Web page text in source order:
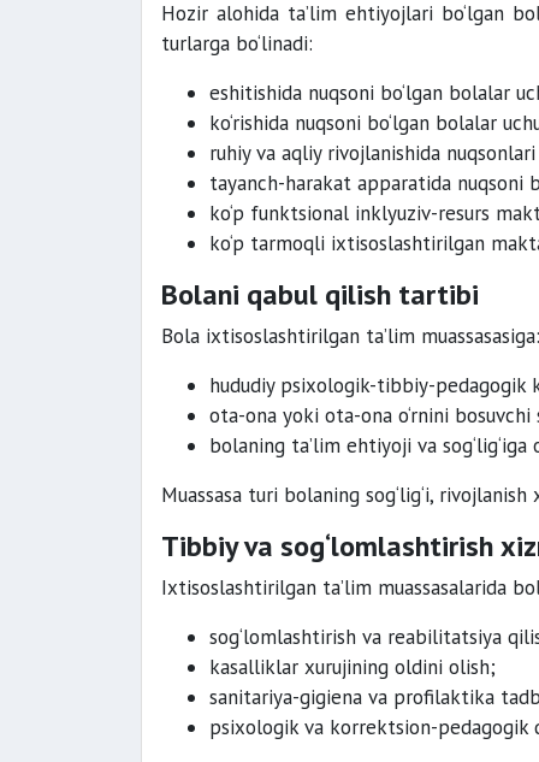
Hozir alohida ta’lim ehtiyojlari bo‘lgan
turlarga bo‘linadi:
eshitishida nuqsoni bo‘lgan bolalar
ko‘rishida nuqsoni bo‘lgan bolalar
ruhiy va aqliy rivojlanishida
tayanch-harakat apparatida nuqsoni
ko‘p funktsional inklyuziv-resurs
ko‘p tarmoqli ixtisoslashtirilgan
Bolani qabul qilish tartibi
Bola ixtisoslashtirilgan ta’lim muassasasiga:
hududiy psixologik-tibbiy-pedagogik
ota-ona yoki ota-ona o‘rnini
bolaning ta’lim ehtiyoji va
Muassasa turi bolaning sog‘lig‘i,
Tibbiy va sog‘lomlashtirish
Ixtisoslashtirilgan ta’lim muassasalarida
sog‘lomlashtirish va reabilitatsiya
kasalliklar xurujining oldini olish;
sanitariya-gigiena va profilaktika
psixologik va korrektsion-pedagogik